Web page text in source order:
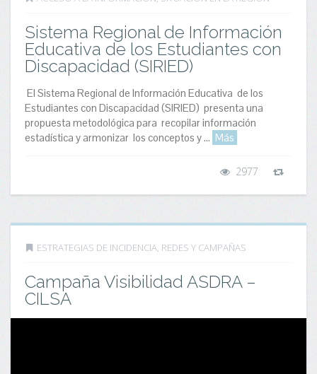
Sistema Regional de Información
Educativa de los Estudiantes con
Discapacidad (SIRIED)
El Sistema Regional de Información Educativa de los
Estudiantes con Discapacidad (SIRIED) presenta una
propuesta metodológica para recopilar información
estadística y armonizar los conceptos y ... Más
2977
ESTRATEGIAS DE INCIDENCIA, REDES Y CAMPAÑAS
Campaña Visibilidad ASDRA –
CILSA